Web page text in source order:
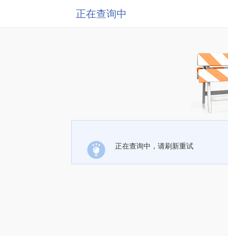
正在查询中
正在查询中，请刷新重试